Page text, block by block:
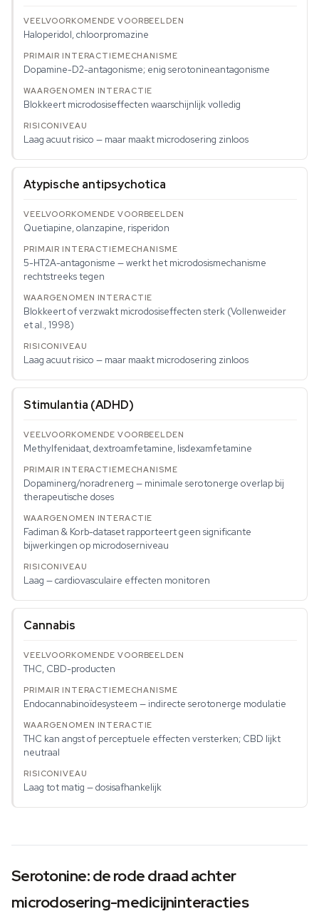
Haloperidol, chloorpromazine
Dopamine-D2-antagonisme; enig serotonineantagonisme
Blokkeert microdosiseffecten waarschijnlijk volledig
Laag acuut risico — maar maakt microdosering zinloos
Atypische antipsychotica
Quetiapine, olanzapine, risperidon
5-HT2A-antagonisme — werkt het microdosismechanisme
rechtstreeks tegen
Blokkeert of verzwakt microdosiseffecten sterk (Vollenweider
et al., 1998)
Laag acuut risico — maar maakt microdosering zinloos
Stimulantia (ADHD)
Methylfenidaat, dextroamfetamine, lisdexamfetamine
Dopaminerg/noradrenerg — minimale serotonerge overlap bij
therapeutische doses
Fadiman & Korb-dataset rapporteert geen significante
bijwerkingen op microdoserniveau
Laag — cardiovasculaire effecten monitoren
Cannabis
THC, CBD-producten
Endocannabinoïdesysteem — indirecte serotonerge modulatie
THC kan angst of perceptuele effecten versterken; CBD lijkt
neutraal
Laag tot matig — dosisafhankelijk
Serotonine: de rode draad achter
microdosering-medicijninteracties